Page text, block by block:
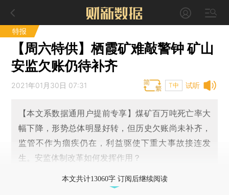
特报
【周六特供】栖霞矿难敲警钟 矿山
安监欠账仍待补齐
试听
2021年01月30日 07:31 T中
【本文系数据通用户提前专享】煤矿百万吨死亡率大
幅下降，形势总体明显好转，但历史欠账尚未补齐，
监管不作为痼疾仍在，利益驱使下重大事故接连发
生。安监体制改革如何发挥作用？
本文共计13060字 订阅后继续阅读